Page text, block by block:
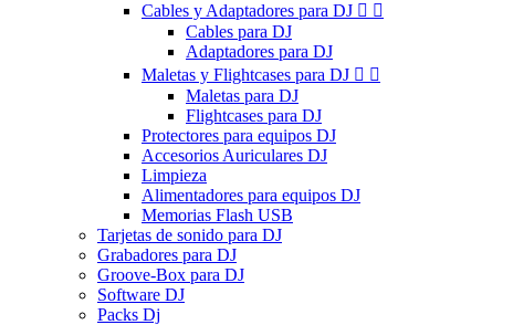
Cables y Adaptadores para DJ  
Cables para DJ
Adaptadores para DJ
Maletas y Flightcases para DJ  
Maletas para DJ
Flightcases para DJ
Protectores para equipos DJ
Accesorios Auriculares DJ
Limpieza
Alimentadores para equipos DJ
Memorias Flash USB
Tarjetas de sonido para DJ
Grabadores para DJ
Groove-Box para DJ
Software DJ
Packs Dj